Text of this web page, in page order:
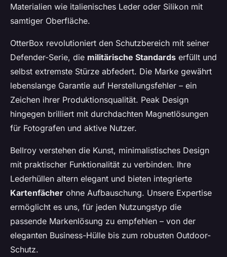
Materialien wie italienisches Leder oder Silikon mit
samtiger Oberfläche.
OtterBox revolutioniert den Schutzbereich mit seiner
Defender-Serie, die militärische Standards erfüllt und
selbst extremste Stürze abfedert. Die Marke gewährt
lebenslange Garantie auf Herstellungsfehler – ein
Zeichen ihrer Produktionsqualität. Peak Design
hingegen brilliert mit durchdachten Magnetlösungen
für Fotografen und aktive Nutzer.
Bellroy verstehen die Kunst, minimalistisches Design
mit praktischer Funktionalität zu verbinden. Ihre
Lederhüllen altern elegant und bieten integrierte
Kartenfächer ohne Aufbauschung. Unsere Expertise
ermöglicht es uns, für jeden Nutzungstyp die
passende Markenlösung zu empfehlen – von der
eleganten Business-Hülle bis zum robusten Outdoor-
Schutz.